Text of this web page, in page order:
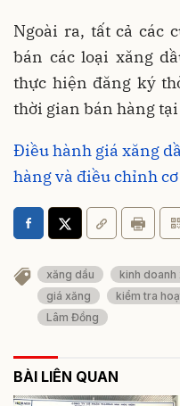
Ngoài ra, tất cả các
bán các loại xăng
thực hiện đăng ký
thời gian bán hàng
Điều hành giá xăng
hàng và điều chỉnh
xăng dầu kinh doanh
giá xăng
kiểm tra
Lâm Đồng
BÀI LIÊN QUAN